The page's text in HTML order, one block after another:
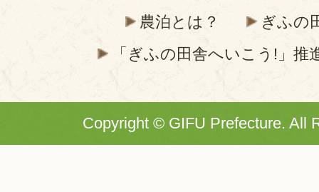
農泊とは？
ぎふの
「ぎふの田舎へいこう!」推
Copyright © GIFU Prefecture. All